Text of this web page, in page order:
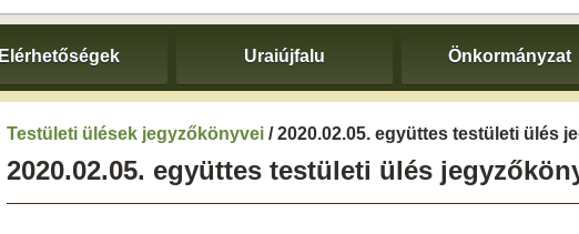
Elérhetőségek Uraiújfalu Önkormányzat
Testületi ülések jegyzőkönyvei / 2020.02.05. együttes testületi ülés
2020.02.05. együttes testületi ülés